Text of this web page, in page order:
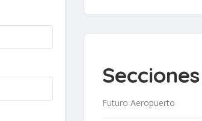
Secciones
Futuro Aeropuerto